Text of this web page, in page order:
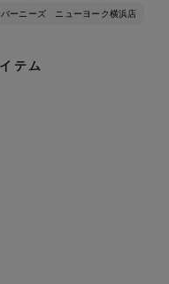
バーニーズ ニューヨーク横浜店
テム